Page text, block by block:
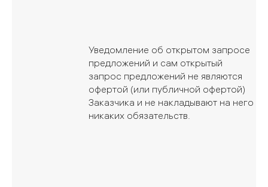
Уведомление об открытом запросе
предложений и сам открытый
запрос предложений не являются
офертой (или публичной офертой)
Заказчика и не накладывают на него
никаких обязательств.